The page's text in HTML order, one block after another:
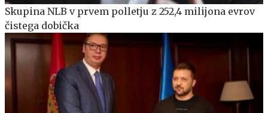
Skupina NLB v prvem polletju z 252,4 milijona evrov
čistega dobička